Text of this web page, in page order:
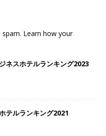
Learn how your
ネスホテルランキング2023
テルランキング2021